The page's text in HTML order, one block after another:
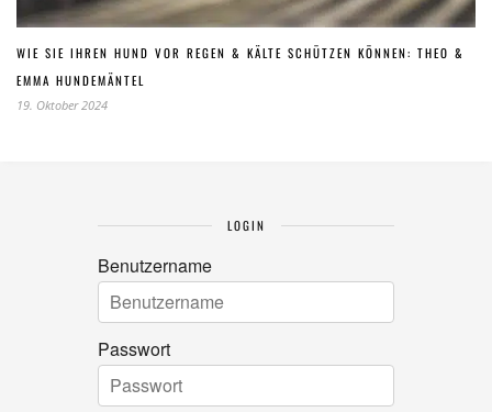
WIE SIE IHREN HUND VOR REGEN & KÄLTE SCHÜTZEN KÖNNEN: THEO &
EMMA HUNDEMÄNTEL
19. Oktober 2024
LOGIN
Benutzername
Passwort